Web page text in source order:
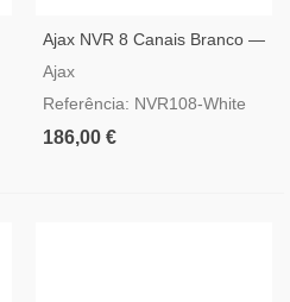
Ajax NVR 8 Canais Branco —
Gravador De Vídeo IP
Ajax
Referência: NVR108-White
186,00 €